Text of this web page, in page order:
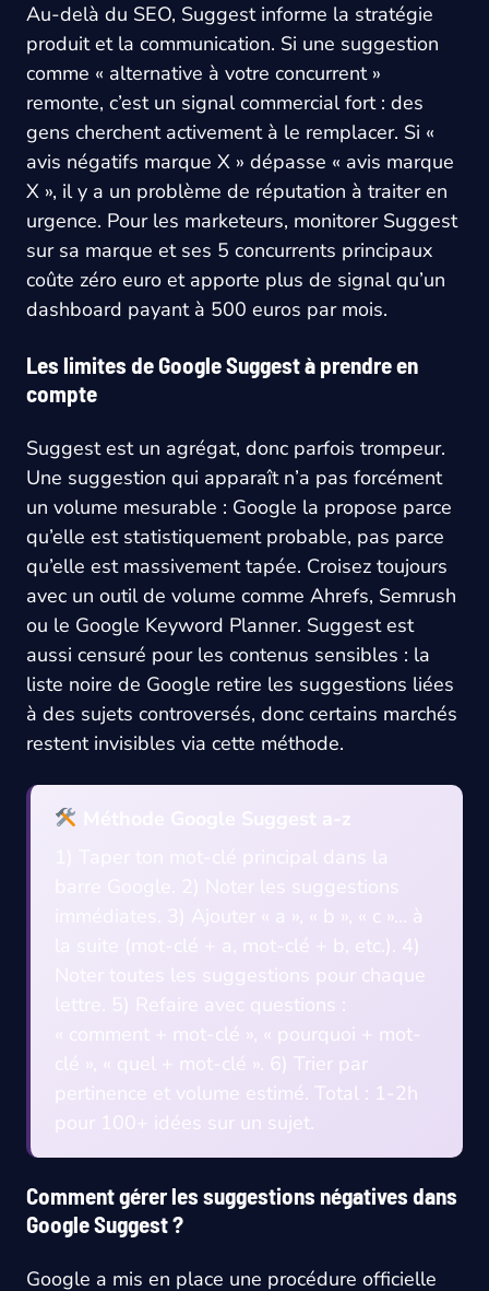
Au-delà du SEO, Suggest informe la stratégie
produit et la communication. Si une suggestion
comme « alternative à votre concurrent »
remonte, c’est un signal commercial fort : des
gens cherchent activement à le remplacer. Si «
avis négatifs marque X » dépasse « avis marque
X », il y a un problème de réputation à traiter en
urgence. Pour les marketeurs, monitorer Suggest
sur sa marque et ses 5 concurrents principaux
coûte zéro euro et apporte plus de signal qu’un
dashboard payant à 500 euros par mois.
Les limites de Google Suggest à prendre en
compte
Suggest est un agrégat, donc parfois trompeur.
Une suggestion qui apparaît n’a pas forcément
un volume mesurable : Google la propose parce
qu’elle est statistiquement probable, pas parce
qu’elle est massivement tapée. Croisez toujours
avec un outil de volume comme Ahrefs, Semrush
ou le Google Keyword Planner. Suggest est
aussi censuré pour les contenus sensibles : la
liste noire de Google retire les suggestions liées
à des sujets controversés, donc certains marchés
restent invisibles via cette méthode.
Méthode Google Suggest a-z
1) Taper ton mot-clé principal dans la
barre Google. 2) Noter les suggestions
immédiates. 3) Ajouter « a », « b », « c »… à
la suite (mot-clé + a, mot-clé + b, etc.). 4)
Noter toutes les suggestions pour chaque
lettre. 5) Refaire avec questions :
« comment + mot-clé », « pourquoi + mot-
clé », « quel + mot-clé ». 6) Trier par
pertinence et volume estimé. Total : 1-2h
pour 100+ idées sur un sujet.
Comment gérer les suggestions négatives dans
Google Suggest ?
Google a mis en place une procédure officielle